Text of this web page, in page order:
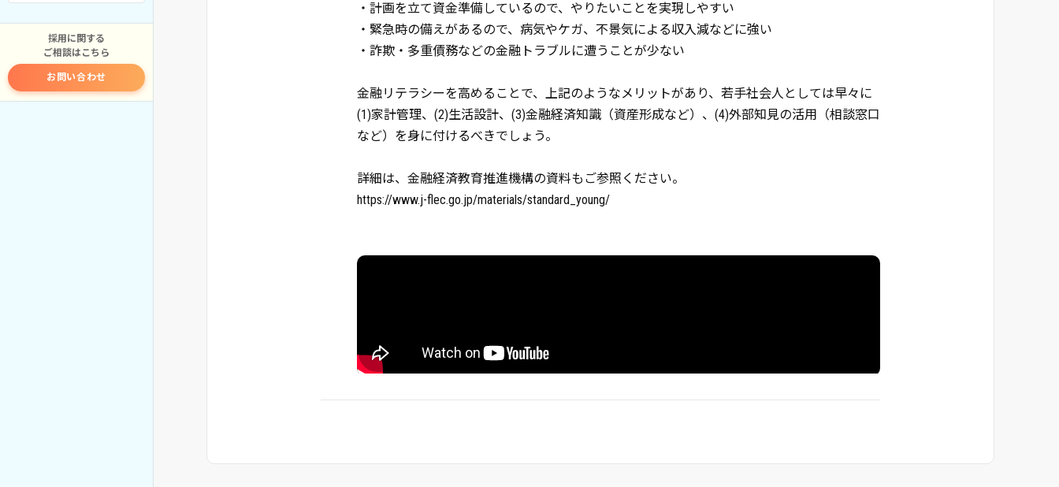
採用に関する
ご相談はこちら
お問い合わせ
・計画を立て資金準備しているので、やりたいことを実現しやすい
・緊急時の備えがあるので、病気やケガ、不景気による収入減などに強い
・詐欺・多重債務などの金融トラブルに遭うことが少ない
金融リテラシーを高めることで、上記のようなメリットがあり、若手社会人としては早々に
(1)家計管理、(2)生活設計、(3)金融経済知識（資産形成など）、(4)外部知見の活用（相談窓口
など）を身に付けるべきでしょう。
詳細は、金融経済教育推進機構の資料もご参照ください。
https://www.j-flec.go.jp/materials/standard_young/